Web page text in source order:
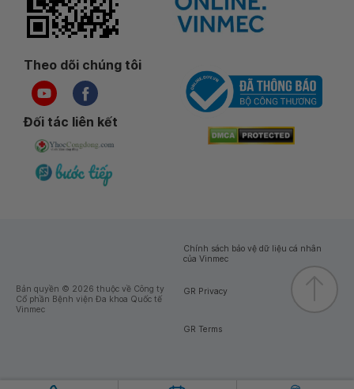
Theo dõi chúng tôi
Đối tác liên kết
Bản quyền © 2026 thuộc về Công ty
Cổ phần Bệnh viện Đa khoa Quốc tế
Vinmec
Chính sách bảo vệ dữ liệu cá nhân
của Vinmec
GR Privacy
GR Terms